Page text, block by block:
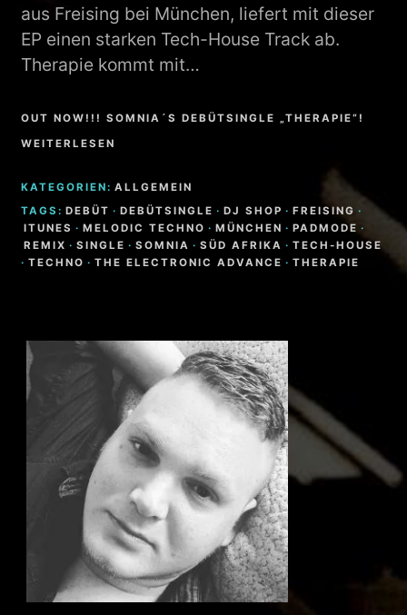
aus Freising bei München, liefert mit dieser
EP einen starken Tech-House Track ab.
Therapie kommt mit…
OUT NOW!!! SOMNIA´S DEBÜTSINGLE „THERAPIE“!
WEITERLESEN
KATEGORIEN: ALLGEMEIN
TAGS: DEBÜT · DEBÜTSINGLE · DJ SHOP · FREISING ·
ITUNES · MELODIC TECHNO · MÜNCHEN · PADMODE ·
REMIX · SINGLE · SOMNIA · SÜD AFRIKA · TECH-HOUSE
· TECHNO · THE ELECTRONIC ADVANCE · THERAPIE